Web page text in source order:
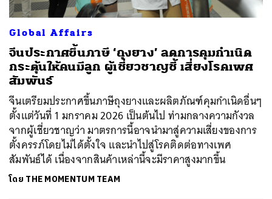
Global Affairs
จีนประกาศขึ้นภาษี ‘ถุงยาง’ ลดการคุมกำเนิด
กระตุ้นให้คนมีลูก ผู้เชี่ยวชาญชี้ เสี่ยงโรคเพศ
สัมพันธ์
จีนเตรียมประกาศขึ้นภาษีถุงยางและผลิตภัณฑ์คุมกำเนิดอื่นๆ
ตั้งแต่วันที่ 1 มกราคม 2026 เป็นต้นไป ท่ามกลางความกังวล
จากผู้เชี่ยวชาญว่า มาตรการนี้อาจนำมาสู่ความเสี่ยงของการ
ตั้งครรภ์โดยไม่ได้ตั้งใจ และนำไปสู่โรคติดต่อทางเพศ
สัมพันธ์ได้ เนื่องจากสินค้าเหล่านี้จะมีราคาสูงมากขึ้น
โดย THE MOMENTUM TEAM